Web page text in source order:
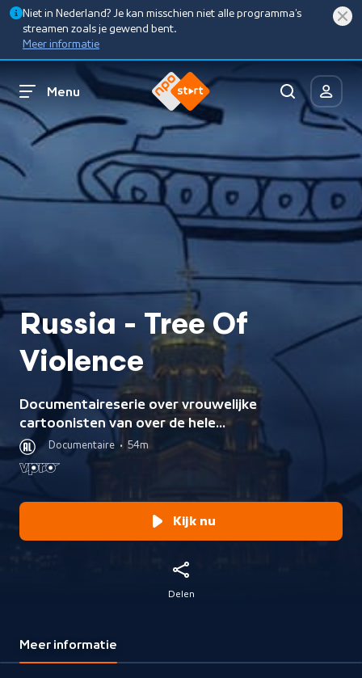
Niet in Nederland? Je kan misschien niet alle programma’s
streamen zoals je gewend bent.
Meer informatie
Menu
Russia - Tree Of
Violence
Documentaireserie over vrouwelijke
cartoonisten van over de hele
wereld, die de rode lijnen en taboes
van hun samenleving uitdagen.
Documentaire • 54m
Kijk nu
Delen
Meer informatie